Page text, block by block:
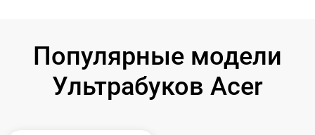
Популярные модели
Ультрабуков Acer